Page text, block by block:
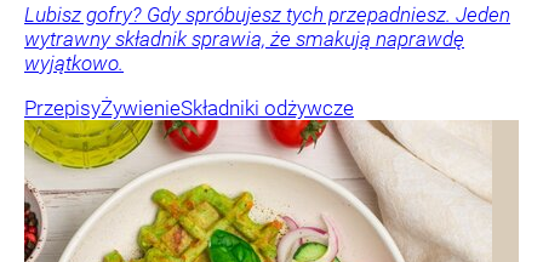
Lubisz gofry? Gdy spróbujesz tych przepadniesz. Jeden
wytrawny składnik sprawia, że smakują naprawdę
wyjątkowo.
PrzepisyŻywienieSkładniki odżywcze